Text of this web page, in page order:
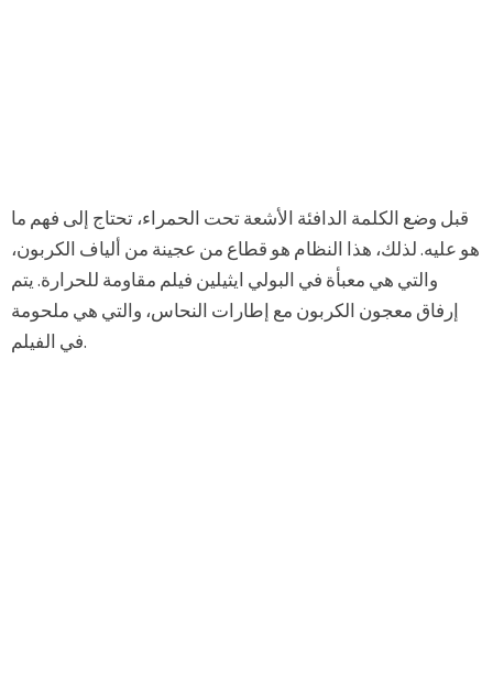
قبل وضع الكلمة الدافئة الأشعة تحت الحمراء، تحتاج إلى فهم ما
هو عليه. لذلك، هذا النظام هو قطاع من عجينة من ألياف الكربون،
والتي هي معبأة في البولي ايثيلين فيلم مقاومة للحرارة. يتم
إرفاق معجون الكربون مع إطارات النحاس، والتي هي ملحومة
في الفيلم.